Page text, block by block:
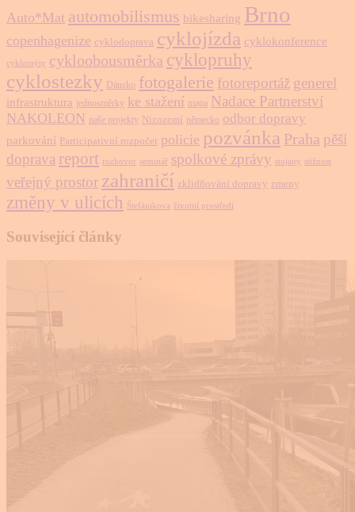
Auto*Mat automobilismus bikesharing Brno
copenhagenize cyklodoprava cyklojízda cyklokonference
cyklomýty cykloobousměrka cyklopruhy
cyklostezky Dánsko fotogalerie fotoreportáž generel
infrastruktura jednosměrky ke stažení mapa Nadace Partnerství
NAKOLEON naše projekty Nizozemí německo odbor dopravy
parkování Participativní rozpočet policie pozvánka Praha pěší
doprava report rozhovor seminář spolkové zprávy stojany stížnost
veřejný prostor zahraničí zklidňování dopravy zmeny
změny v ulicích Štefánikova životní prostředí
Související články